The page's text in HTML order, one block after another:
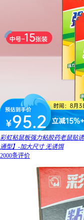
彩虹粘鼠板强力粘胶药老鼠贴
通型】-加大尺寸 无诱饵
2000条评价